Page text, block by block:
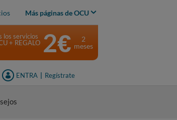
Más páginas de OCU
ENTRA Regístrate
los servicios
+ REGALO 2€
2
meses